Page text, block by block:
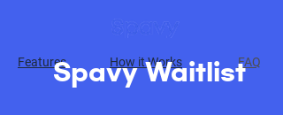
Features How it Works FAQ
Spavy Waitlist